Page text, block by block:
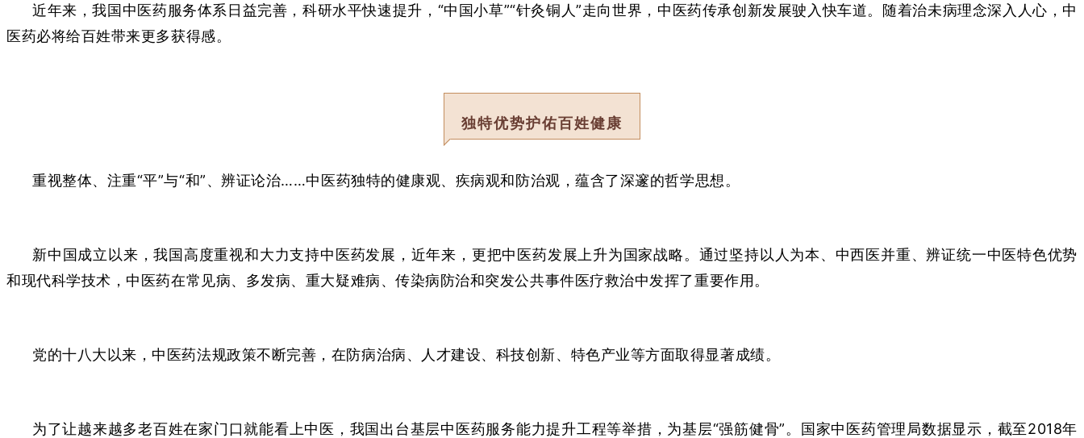
近年来，我国中医药服务体系日益完善，科研水平快速提升，“中国小草”“针灸铜人”走向世界，中医药传承创新发展驶入快车道。随着治未病理念深入人心，中
医药必将给百姓带来更多获得感。
独特优势护佑百姓健康
重视整体、注重“平”与“和”、辨证论治……中医药独特的健康观、疾病观和防治观，蕴含了深邃的哲学思想。
新中国成立以来，我国高度重视和大力支持中医药发展，近年来，更把中医药发展上升为国家战略。通过坚持以人为本、中西医并重、辨证统一中医特色优势
和现代科学技术，中医药在常见病、多发病、重大疑难病、传染病防治和突发公共事件医疗救治中发挥了重要作用。
党的十八大以来，中医药法规政策不断完善，在防病治病、人才建设、科技创新、特色产业等方面取得显著成绩。
为了让越来越多老百姓在家门口就能看上中医，我国出台基层中医药服务能力提升工程等举措，为基层“强筋健骨”。国家中医药管理局数据显示，截至2018年